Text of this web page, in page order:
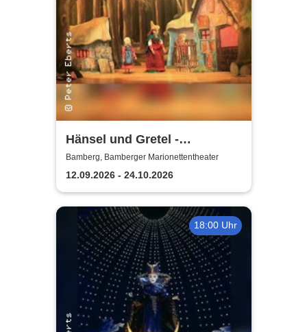
Hänsel und Gretel -
Bamberger
Marionettentheater
Bamberg, Bamberger Marionettentheater
12.09.2026 - 24.10.2026
18:00 Uhr